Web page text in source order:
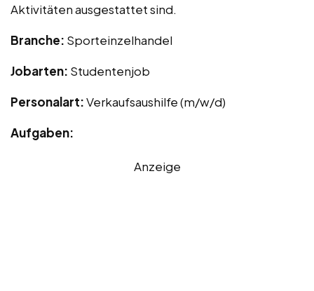
Aktivitäten ausgestattet sind.
Branche: Sporteinzelhandel
Jobarten: Studentenjob
Personalart:Verkaufsaushilfe (m/w/d)
Aufgaben:
Anzeige